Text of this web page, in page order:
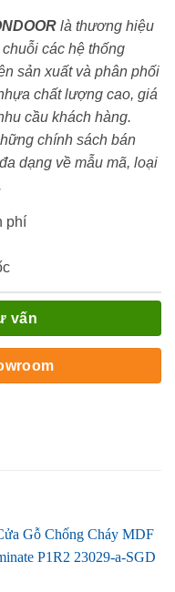
là thương hiệu
các hệ thống
sản xuất và phân phối
chất lượng cao, giá
cầu khách hàng.
chính sách bán
dạng về mẫu mã, loại
phí
vấn